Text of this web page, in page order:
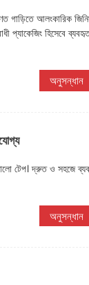
গাড়িতে আলংকারিক
প্যাকেজিং হিসেবে
অনুসন্ধান
টেপ। দ্রুত ও সহজে
অনুসন্ধান